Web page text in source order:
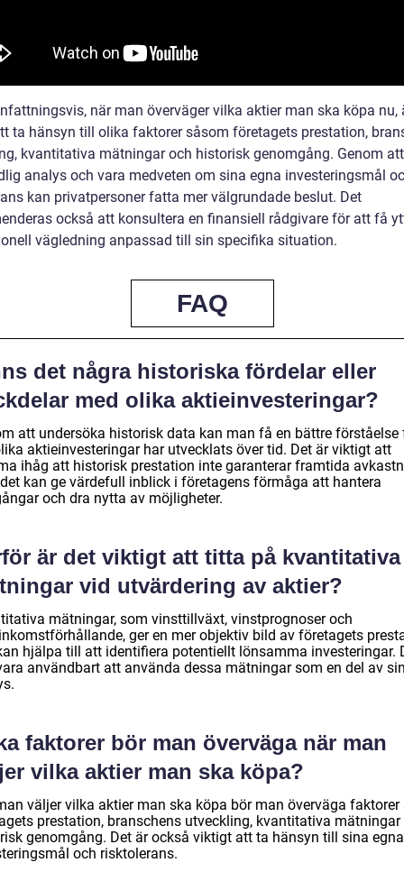
när man överväger vilka aktier man ska köpa nu,
ta hänsyn till olika faktorer såsom företagets prestation,
kvantitativa mätningar och historisk genomgång. Genom
analys och vara medveten om sina egna investeringsmål
kan privatpersoner fatta mer välgrundade beslut. Det
också att konsultera en finansiell rådgivare för att få
vägledning anpassad till sin specifika situation.
FAQ
det några historiska fördelar eller
med olika aktieinvesteringar?
att undersöka historisk data kan man få en bättre förståelse
aktieinvesteringar har utvecklats över tid. Det är viktigt att
ihåg att historisk prestation inte garanterar framtida
kan ge värdefull inblick i företagens förmåga att hantera
och dra nytta av möjligheter.
är det viktigt att titta på kvantitativa
vid utvärdering av aktier?
mätningar, som vinsttillväxt, vinstprognoser och
ger en mer objektiv bild av företagets
hjälpa till att identifiera potentiellt lönsamma investeringar.
användbart att använda dessa mätningar som en del av
faktorer bör man överväga när man
vilka aktier man ska köpa?
väljer vilka aktier man ska köpa bör man överväga faktorer
prestation, branschens utveckling, kvantitativa mätningar
genomgång. Det är också viktigt att ta hänsyn till sina egna
och risktolerans.